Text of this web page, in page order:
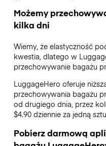
Możemy
kilka dni
Wiemy, że elastyczność
kwestia, dlatego w
przechowywanie bagażu
LuggageHero oferuje
przechowywania bagażu
od drugiego dnia, przez
$4.90 dziennie za jedną
Pobierz darmową